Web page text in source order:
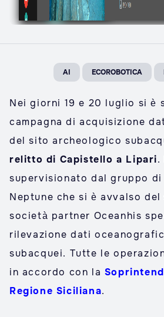
AI ECOROBOTICA
Nei giorni 19 e 20 luglio si è
campagna di acquisizione
del sito archeologico
relitto di Capistello a Lipari.
supervisionato dal gruppo
Neptune che si è avvalso
società partner Oceanhis
rilevazione dati
subacquei. Tutte le
in accordo con la
Regione Siciliana.